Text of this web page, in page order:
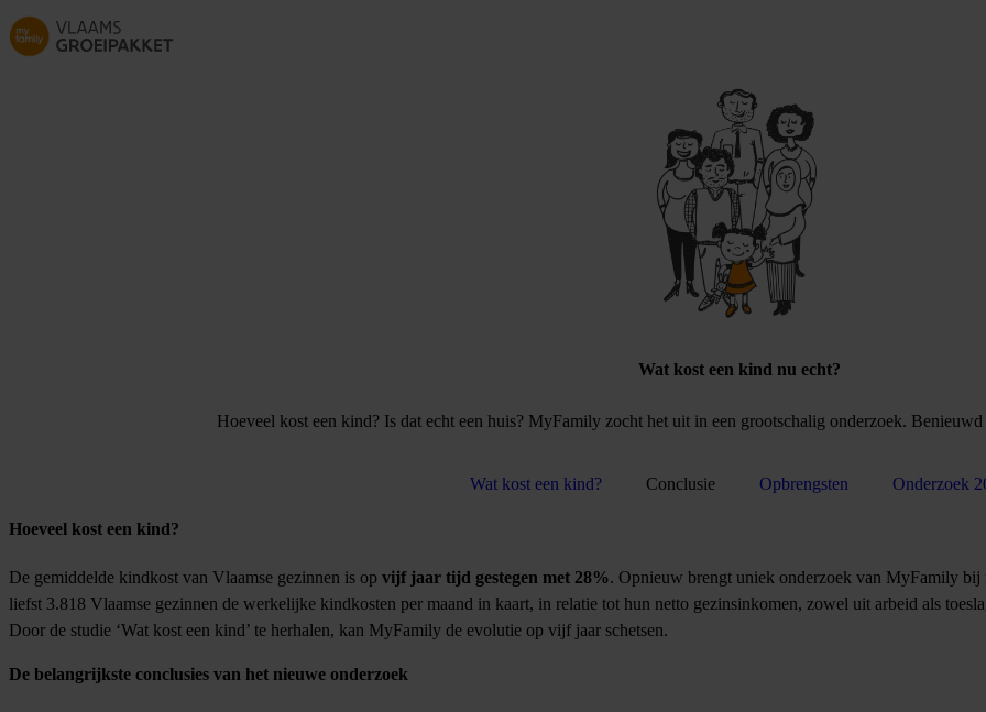
Skip to main content
Wat kost een kind nu echt?
Hoeveel kost een kind? Is dat echt een huis? MyFamily zocht het uit in een grootschalig onderzoek. Benieuwd
Wat kost een kind? Conclusie Opbrengsten Onderzoek
Hoeveel kost een kind?
De gemiddelde kindkost van Vlaamse gezinnen is op vijf jaar tijd gestegen met 28%. Opnieuw brengt uniek onderzoek van MyFamily bij
liefst 3.818 Vlaamse gezinnen de werkelijke kindkosten per maand in kaart, in relatie tot hun netto gezinsinkomen, zowel uit arbeid als
Door de studie ‘Wat kost een kind’ te herhalen, kan MyFamily de evolutie op vijf jaar schetsen.
De belangrijkste conclusies van het nieuwe onderzoek